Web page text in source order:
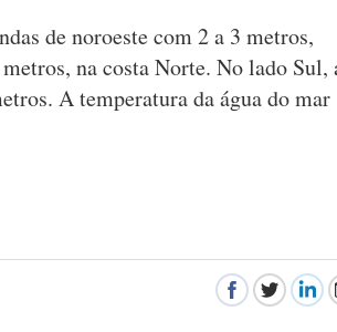
de noroeste com 2 a 3 metros,
na costa Norte. No lado Sul,
A temperatura da água do mar